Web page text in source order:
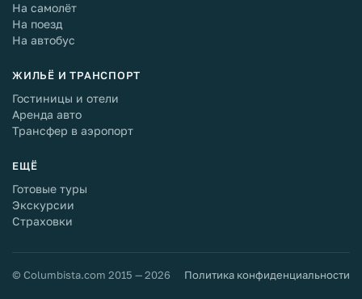
На самолёт
На поезд
На автобус
ЖИЛЬЁ И ТРАНСПОРТ
Гостиницы и отели
Аренда авто
Трансфер в аэропорт
ЕЩЁ
Готовые туры
Экскурсии
Страховки
© Columbista.com 2015 — 2026 Политика конфиденциальности